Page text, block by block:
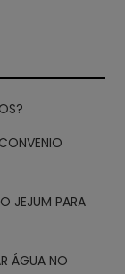
JEJUM PARA
ÁGUA NO